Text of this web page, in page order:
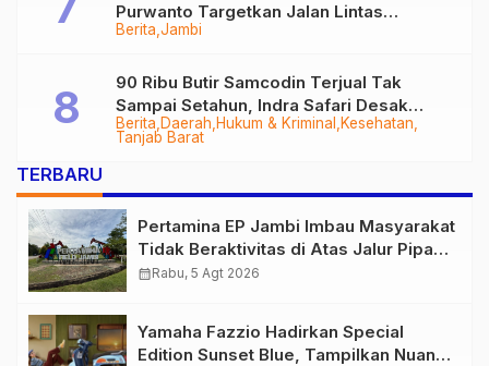
Berita Jambi
Purwanto Targetkan Jalan Lintas
Tungkal-Jambi Mulus di 2028
Berita Daerah Hukum & Kriminal
Kesehatan
Tanjab Barat
90 Ribu Butir Samcodin Terjual Tak
Sampai Setahun, Indra Safari Desak
Audit Menyeluruh
TERBARU
Pertamina EP Jambi Imbau Masyarakat
Tidak Beraktivitas di Atas Jalur Pipa
Migas Demi Keselamatan Bersama
calendar_monthRabu, 5 Agt 2026
Yamaha Fazzio Hadirkan Special
Edition Sunset Blue, Tampilkan Nuansa